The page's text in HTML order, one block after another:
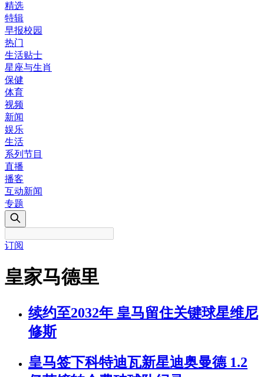
精选
特辑
早报校园
热门
生活贴士
星座与生肖
保健
体育
视频
新闻
娱乐
生活
系列节目
直播
播客
互动新闻
专题
订阅
皇家马德里
续约至2032年 皇马留住关键球星维尼
修斯
皇马签下科特迪瓦新星迪奥曼德 1.2